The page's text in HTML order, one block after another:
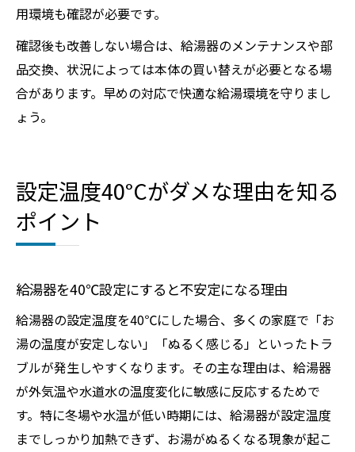
用環境も確認が必要です。
確認後も改善しない場合は、給湯器のメンテナンスや部
品交換、状況によっては本体の買い替えが必要となる場
合があります。早めの対応で快適な給湯環境を守りまし
ょう。
設定温度40°Cがダメな理由を知る
ポイント
給湯器を40℃設定にすると不安定になる理由
給湯器の設定温度を40℃にした場合、多くの家庭で「お
湯の温度が安定しない」「ぬるく感じる」といったトラ
ブルが発生しやすくなります。その主な理由は、給湯器
が外気温や水道水の温度変化に敏感に反応するためで
す。特に冬場や水温が低い時期には、給湯器が設定温度
までしっかり加熱できず、お湯がぬるくなる現象が起こ